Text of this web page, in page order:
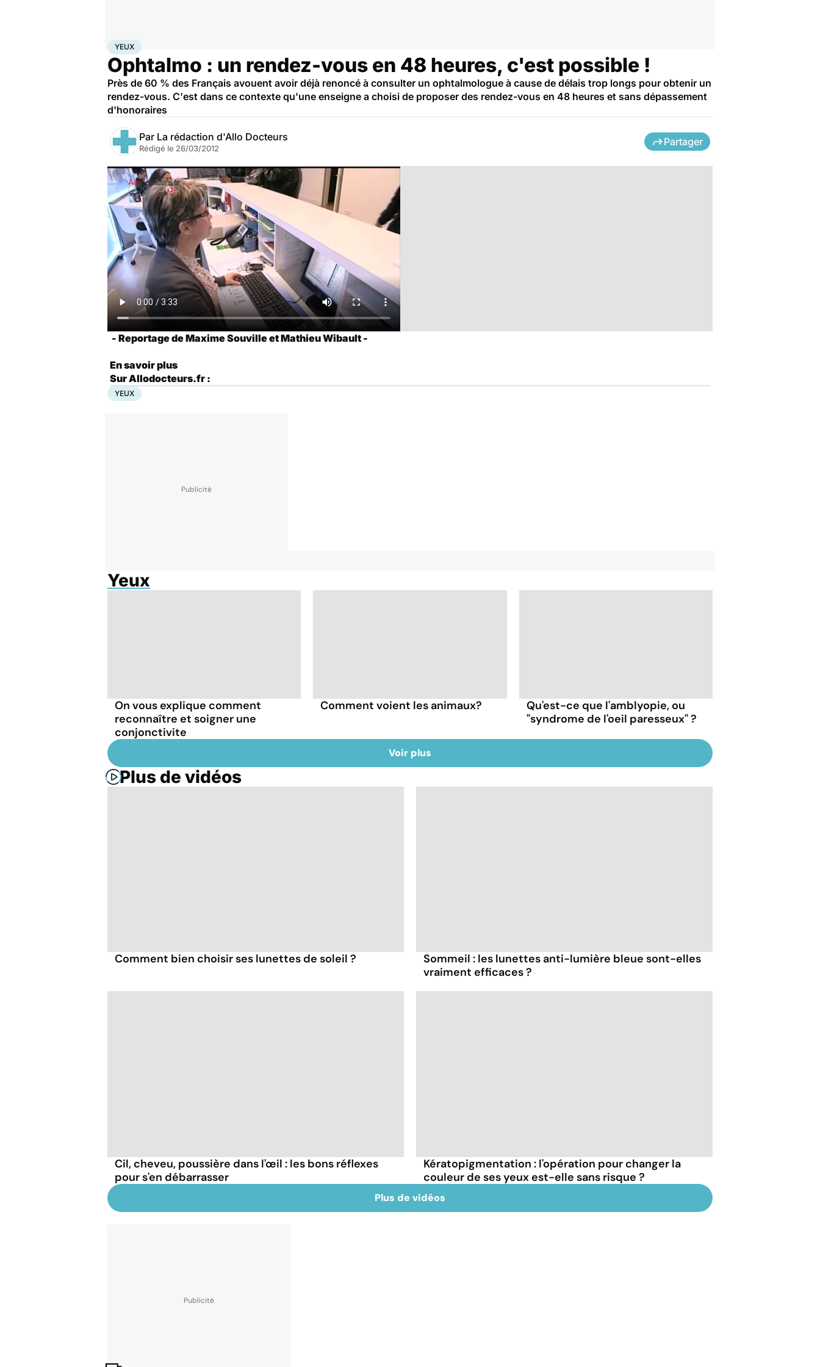
AccueilSanté
YEUX
Ophtalmo : un rendez-vous en 48 heures, c'est possible !
Près de 60 % des Français avouent avoir déjà renoncé à consulter un ophtalmologue à cause de délais trop longs pour obtenir un
rendez-vous. C'est dans ce contexte qu'une enseigne a choisi de proposer des rendez-vous en 48 heures et sans dépassement
d'honoraires
Par La rédaction d'Allo Docteurs
Rédigé le 26/03/2012
Partager
- Reportage de Maxime Souville et Mathieu Wibault -
En savoir plus
Sur Allodocteurs.fr :
YEUX
Yeux
On vous explique comment
reconnaître et soigner une
conjonctivite
Comment voient les animaux?
Qu'est-ce que l'amblyopie, ou
"syndrome de l'oeil paresseux" ?
Voir plus
Plus de vidéos
Comment bien choisir ses lunettes de soleil ?
Sommeil : les lunettes anti-lumière bleue sont-elles
vraiment efficaces ?
Cil, cheveu, poussière dans l'œil : les bons réflexes
pour s'en débarrasser
Kératopigmentation : l'opération pour changer la
couleur de ses yeux est-elle sans risque ?
Plus de vidéos